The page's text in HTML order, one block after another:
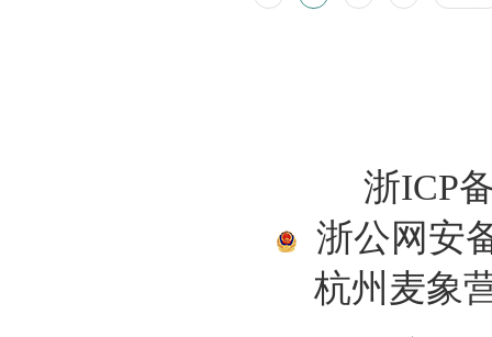
浙ICP
浙公网安
杭州麦象